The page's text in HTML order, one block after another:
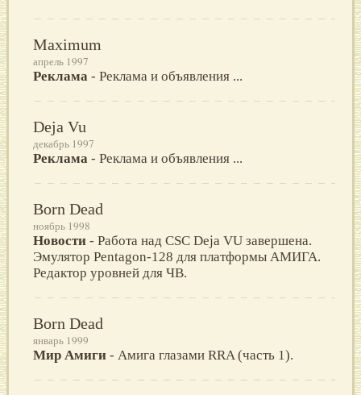
Maximum
апрель 1997
Реклама - Реклама и объявления ...
Deja Vu
декабрь 1997
Реклама - Реклама и объявления ...
Born Dead
ноябрь 1998
Новости - Работа над CSC Deja VU завершена.
Эмулятор Pentagon-128 для платформы АМИГА.
Редактор уровней для ЧВ.
Born Dead
январь 1999
Мир Амиги - Амига глазами RRA (часть 1).